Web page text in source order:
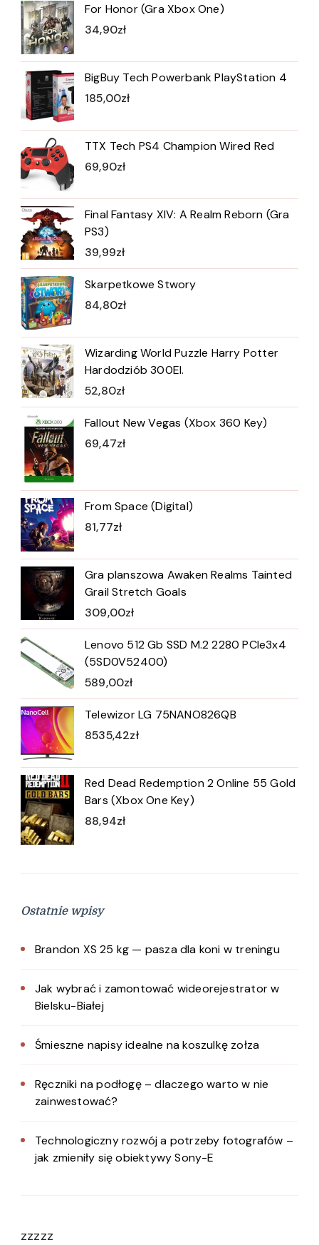
For Honor (Gra Xbox One)
34,90zł
BigBuy Tech Powerbank PlayStation 4
185,00zł
TTX Tech PS4 Champion Wired Red
69,90zł
Final Fantasy XIV: A Realm Reborn (Gra
PS3)
39,99zł
Skarpetkowe Stwory
84,80zł
Wizarding World Puzzle Harry Potter
Hardodziób 300El.
52,80zł
Fallout New Vegas (Xbox 360 Key)
69,47zł
From Space (Digital)
81,77zł
Gra planszowa Awaken Realms Tainted
Grail Stretch Goals
309,00zł
Lenovo 512 Gb SSD M.2 2280 PCIe3x4
(5SD0V52400)
589,00zł
Telewizor LG 75NANO826QB
8535,42zł
Red Dead Redemption 2 Online 55 Gold
Bars (Xbox One Key)
88,94zł
Ostatnie wpisy
Brandon XS 25 kg — pasza dla koni w treningu
Jak wybrać i zamontować wideorejestrator w
Bielsku-Białej
Śmieszne napisy idealne na koszulkę zołza
Ręczniki na podłogę – dlaczego warto w nie
zainwestować?
Technologiczny rozwój a potrzeby fotografów –
jak zmieniły się obiektywy Sony-E
zzzzz